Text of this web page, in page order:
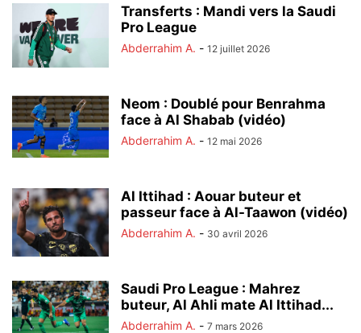
Transferts : Mandi vers la Saudi
Pro League
Abderrahim A. - 12 juillet 2026
Neom : Doublé pour Benrahma
face à Al Shabab (vidéo)
Abderrahim A. - 12 mai 2026
Al Ittihad : Aouar buteur et
passeur face à Al-Taawon (vidéo)
Abderrahim A. - 30 avril 2026
Saudi Pro League : Mahrez
buteur, Al Ahli mate Al Ittihad...
Abderrahim A. - 7 mars 2026